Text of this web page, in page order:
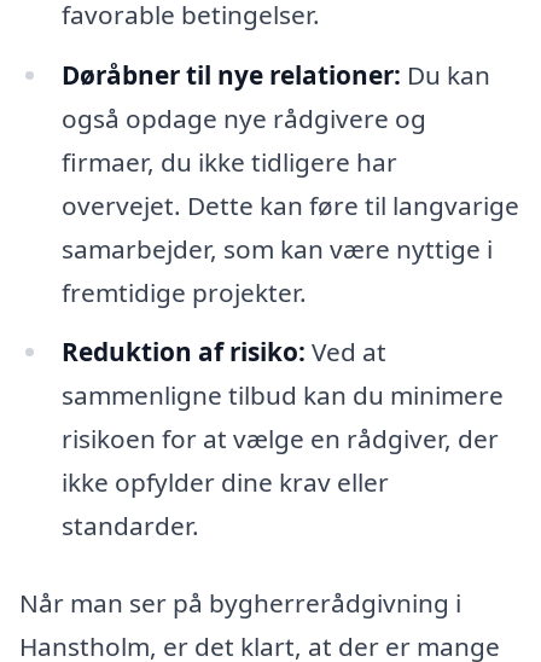
favorable betingelser.
Døråbner til nye relationer: Du kan
også opdage nye rådgivere og
firmaer, du ikke tidligere har
overvejet. Dette kan føre til langvarige
samarbejder, som kan være nyttige i
fremtidige projekter.
Reduktion af risiko: Ved at
sammenligne tilbud kan du minimere
risikoen for at vælge en rådgiver, der
ikke opfylder dine krav eller
standarder.
Når man ser på bygherrerådgivning i
Hanstholm, er det klart, at der er mange